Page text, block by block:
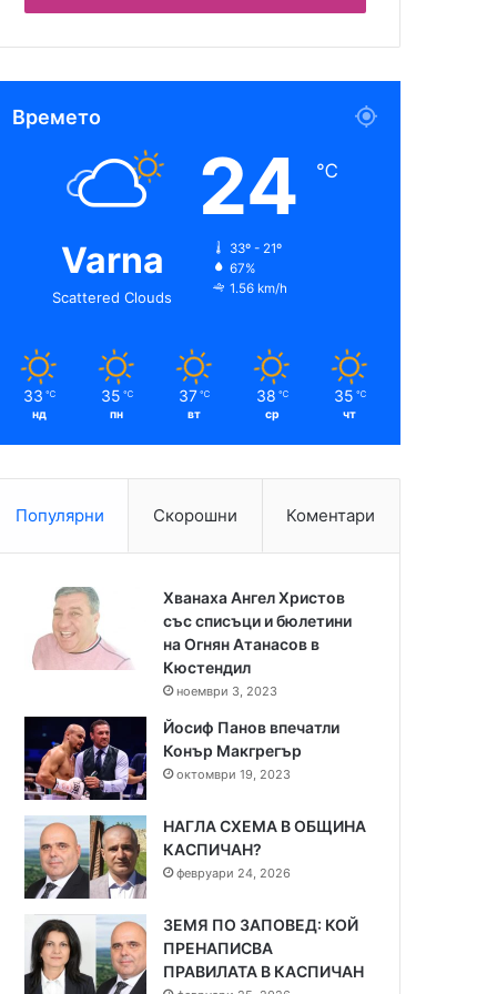
Времето
Varna
Scattered Clouds
24 ℃
33º - 21º
67%
1.56 km/h
33 ℃
нд
35 ℃
пн
37 ℃
вт
38 ℃
ср
35 ℃
чт
Популярни Скорошни Коментари
Хванаха Ангел Христов
със списъци и бюлетини
на Огнян Атанасов в
Кюстендил
ноември 3, 2023
Йосиф Панов впечатли
Конър Макгрегър
октомври 19, 2023
НАГЛА СХЕМА В ОБЩИНА
КАСПИЧАН?
февруари 24, 2026
ЗЕМЯ ПО ЗАПОВЕД: КОЙ
ПРЕНАПИСВА
ПРАВИЛАТА В КАСПИЧАН